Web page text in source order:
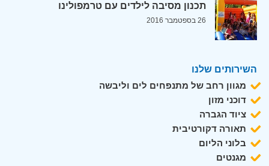
תכנון מסיבה לילדים עם טרמפולינו
26 בספטמבר 2016
השירותים שלנו
מגוון רחב של מתנפחים לים וליבשה
דוכני מזון
ציוד הגברה
תאורה דקורטיבית
בלוני הליום
מגנטים